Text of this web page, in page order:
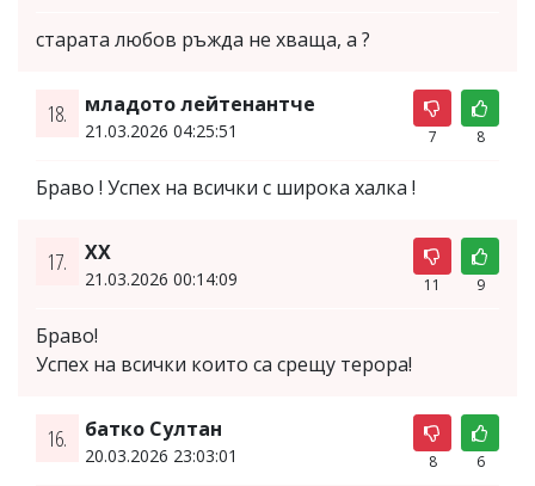
старата любов ръжда не хваща, а ?
18. младото лейтенантче
21.03.2026 04:25:51 7 8
Браво ! Успех на всички с широка халка !
17. XX
21.03.2026 00:14:09 11 9
Браво!
Успех на всички които са срещу терора!
16. батко Султан
20.03.2026 23:03:01 8 6